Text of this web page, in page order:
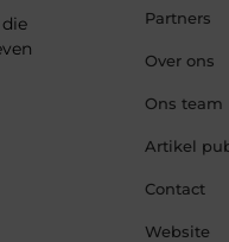
Partners
Over ons
Ons team
Artikel
Contact
Website